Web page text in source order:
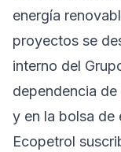
energía
proyectos se
interno del
dependencia
y en la bolsa de
Ecopetrol